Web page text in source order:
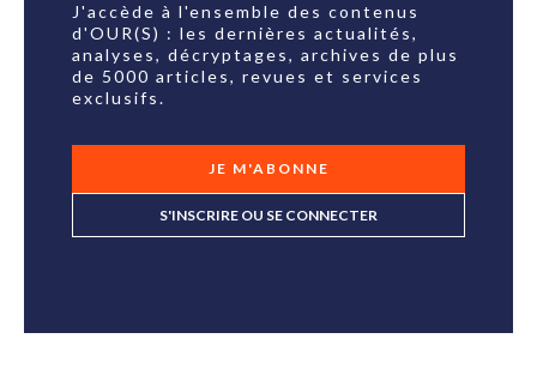
J'accède à l'ensemble des contenus
d'OUR(S) : les dernières actualités,
analyses, décryptages, archives de plus
de 5000 articles, revues et services
exclusifs.
JE M'ABONNE
S'INSCRIRE OU SE CONNECTER